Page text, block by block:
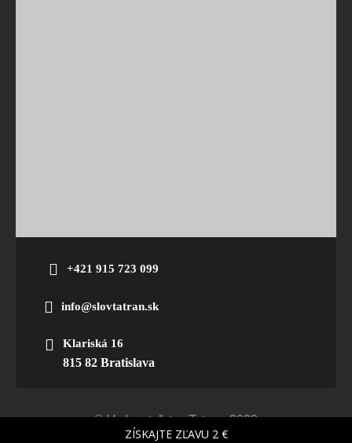
+421 915 723 099
info@slovtatran.sk
Klariská 16
815 82 Bratislava
© Vydavateľstvo Tatran. 2023
ZÍSKAJTE ZĽAVU 2 €